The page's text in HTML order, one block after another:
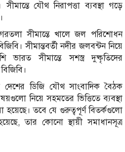
যৌথ নিরাপত্তা ব্যবস্থা গড়ে
সীমান্তে খালে জল পরিশোধন
সীমান্তবর্তী নদীর জলবন্টন নিয়ে
ভারত সীমান্তে সশস্ত্র দুষ্কৃতিদের
দেশের ডিজি যৌথ সাংবাদিক বৈঠক
নিয়ে সহমতের ভিত্তিতে ব্যবস্থা
হয়েছে। তবে যে গুরুত্বপূর্ণ বিতর্কগুলো
তার কোনো স্থায়ী সমাধানসূত্র